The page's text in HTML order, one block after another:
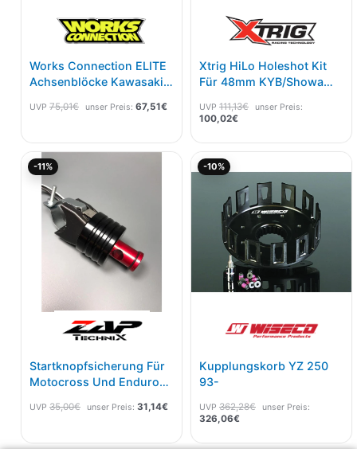
Works Connection ELITE
Achsenblöcke Kawasaki
UVP 75,01€ unser Preis: 67,51€
Xtrig HiLo Holeshot Kit
Für 48mm KYB/Showa
UVP 111,13€ unser Preis:
100,02€
-11%
Startknopfsicherung Für
Motocross Und Enduro
UVP 35,00€ unser Preis: 31,14€
Aktueller
-10%
Kupplungskorb YZ 250
93-
UVP 362,28€
war:
362,28€
unser Preis:
326,06€
326,06€.